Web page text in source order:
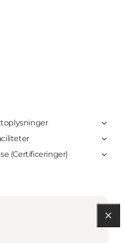
(Certificeringer)